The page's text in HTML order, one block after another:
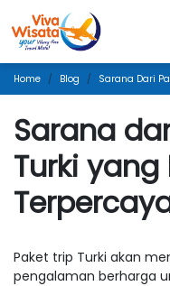
Home Blog
Sarana
Turki yang
Paket trip Turki akan
pengalaman berharga